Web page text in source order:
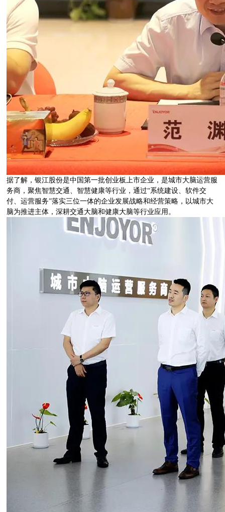
据了解，银江股份是中国第一批创业板上市企业，是城市大脑运营服
务商，聚焦智慧交通、智慧健康等行业，通过“系统建设、软件交
付、运营服务”落实三位一体的企业发展战略和经营策略，以城市大
脑为推进主体，深耕交通大脑和健康大脑等行业应用。